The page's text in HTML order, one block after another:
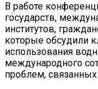
В работе
государств,
институтов,
которые обсудили
использования
международного
проблем,